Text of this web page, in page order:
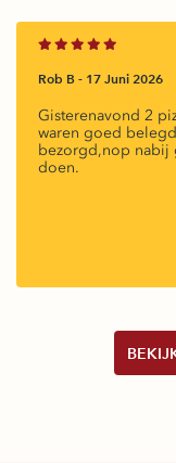
Rob B - 17 Juni 2026
Gisterenavond 2
waren goed
bezorgd,nop nabij
doen.